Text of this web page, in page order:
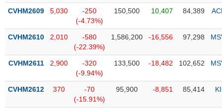
dõi
biệt
được
ký
Danh
CVHM2609 5,030
-250
(-4.73%)
150,500 10,407 84,389
CVHM2610 2,010
-580
(-22.39%)
1,586,200 -16,556 97,298
CVHM2611 2,900
-320
(-9.94%)
133,500 -18,482 102,652
CVHM2612 370
-70
(-15.91%)
95,900 -8,851 85,414
CÔNG
CỤ
TƯ
DỮ
LIỆU